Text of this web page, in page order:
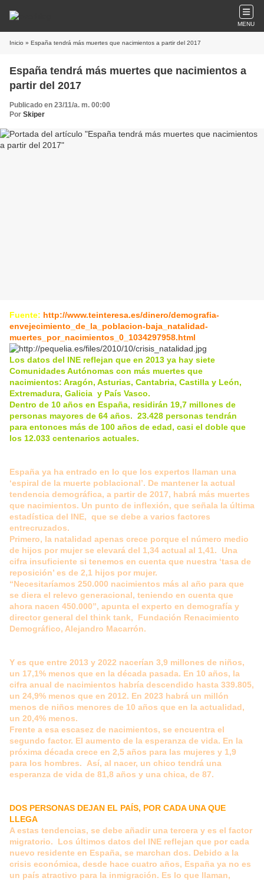
MENU
Inicio » España tendrá más muertes que nacimientos a partir del 2017
España tendrá más muertes que nacimientos a
partir del 2017
Publicado en 23/11/a. m. 00:00
Por Skiper
Fuente: http://www.teinteresa.es/dinero/demografia-
envejecimiento_de_la_poblacion-baja_natalidad-
muertes_por_nacimientos_0_1034297958.html
Los datos del INE reflejan que en 2013 ya hay siete
Comunidades Autónomas con más muertes que
nacimientos: Aragón, Asturias, Cantabria, Castilla y León,
Extremadura, Galicia y País Vasco.
Dentro de 10 años en España, residirán 19,7 millones de
personas mayores de 64 años. 23.428 personas tendrán
para entonces más de 100 años de edad, casi el doble que
los 12.033 centenarios actuales.
España ya ha entrado en lo que los expertos llaman una
‘espiral de la muerte poblacional’. De mantener la actual
tendencia demográfica, a partir de 2017, habrá más muertes
que nacimientos. Un punto de inflexión, que señala la última
estadística del INE, que se debe a varios factores
entrecruzados.
Primero, la natalidad apenas crece porque el número medio
de hijos por mujer se elevará del 1,34 actual al 1,41. Una
cifra insuficiente si tenemos en cuenta que nuestra ‘tasa de
reposición’ es de 2,1 hijos por mujer.
“Necesitaríamos 250.000 nacimientos más al año para que
se diera el relevo generacional, teniendo en cuenta que
ahora nacen 450.000”, apunta el experto en demografía y
director general del think tank, Fundación Renacimiento
Demográfico, Alejandro Macarrón.
Y es que entre 2013 y 2022 nacerían 3,9 millones de niños,
un 17,1% menos que en la década pasada. En 10 años, la
cifra anual de nacimientos habría descendido hasta 339.805,
un 24,9% menos que en 2012. En 2023 habrá un millón
menos de niños menores de 10 años que en la actualidad,
un 20,4% menos.
Frente a esa escasez de nacimientos, se encuentra el
segundo factor. El aumento de la esperanza de vida. En la
próxima década crece en 2,5 años para las mujeres y 1,9
para los hombres. Así, al nacer, un chico tendrá una
esperanza de vida de 81,8 años y una chica, de 87.
DOS PERSONAS DEJAN EL PAÍS, POR CADA UNA QUE
LLEGA
A estas tendencias, se debe añadir una tercera y es el factor
migratorio. Los últimos datos del INE reflejan que por cada
nuevo residente en España, se marchan dos. Debido a la
crisis económica, desde hace cuatro años, España ya no es
un país atractivo para la inmigración. Es lo que llaman,